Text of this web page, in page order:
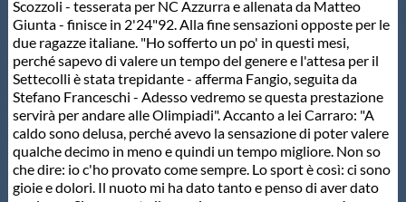
Scozzoli - tesserata per NC Azzurra e allenata da Matteo
Giunta - finisce in 2'24"92. Alla fine sensazioni opposte per le
due ragazze italiane. "Ho sofferto un po' in questi mesi,
perché sapevo di valere un tempo del genere e l'attesa per il
Settecolli è stata trepidante - afferma Fangio, seguita da
Stefano Franceschi - Adesso vedremo se questa prestazione
servirà per andare alle Olimpiadi". Accanto a lei Carraro: "A
caldo sono delusa, perché avevo la sensazione di poter valere
qualche decimo in meno e quindi un tempo migliore. Non so
che dire: io c'ho provato come sempre. Lo sport è così: ci sono
gioie e dolori. Il nuoto mi ha dato tanto e penso di aver dato